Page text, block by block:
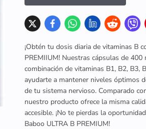
¡Obtén tu dosis diaria de vitaminas B
PREMIIUM! Nuestras cápsulas de
combinación de vitaminas B1, B2, B3,
ayudarte a mantener niveles óptimos
de tu sistema nervioso. Comparado
nuestro producto ofrece la misma
accesible. ¡No te pierdas la
Baboo ULTRA B PREMIUM!